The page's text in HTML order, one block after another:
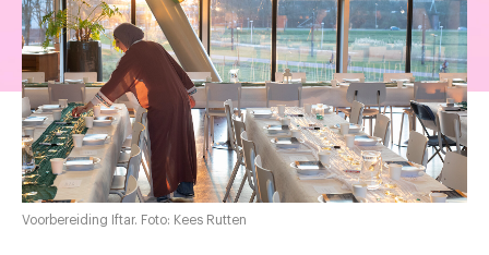
Voorbereiding Iftar. Foto: Kees Rutten